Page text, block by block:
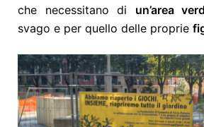
che necessitano di un’area
svago e per quello delle proprie